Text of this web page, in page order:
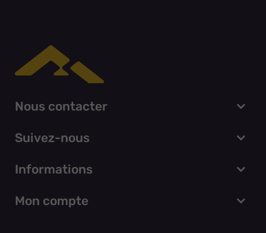
Nous contacter
Suivez-nous
Informations
Mon compte